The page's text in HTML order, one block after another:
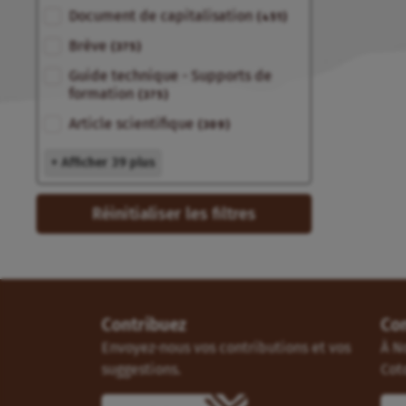
Document de capitalisation (451)
Brève (375)
Guide technique - Supports de
formation (375)
Article scientifique (309)
+ Afficher 39 plus
Réinitialiser les filtres
Contribuez
Envoyez-nous vos contributions et vos
suggestions.
À